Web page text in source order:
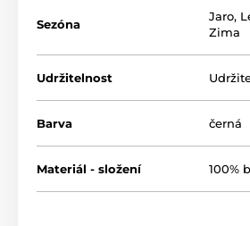
Sezóna
Jaro,
Zima
Udržitelnost
Barva černá
Materiál - složení 100%